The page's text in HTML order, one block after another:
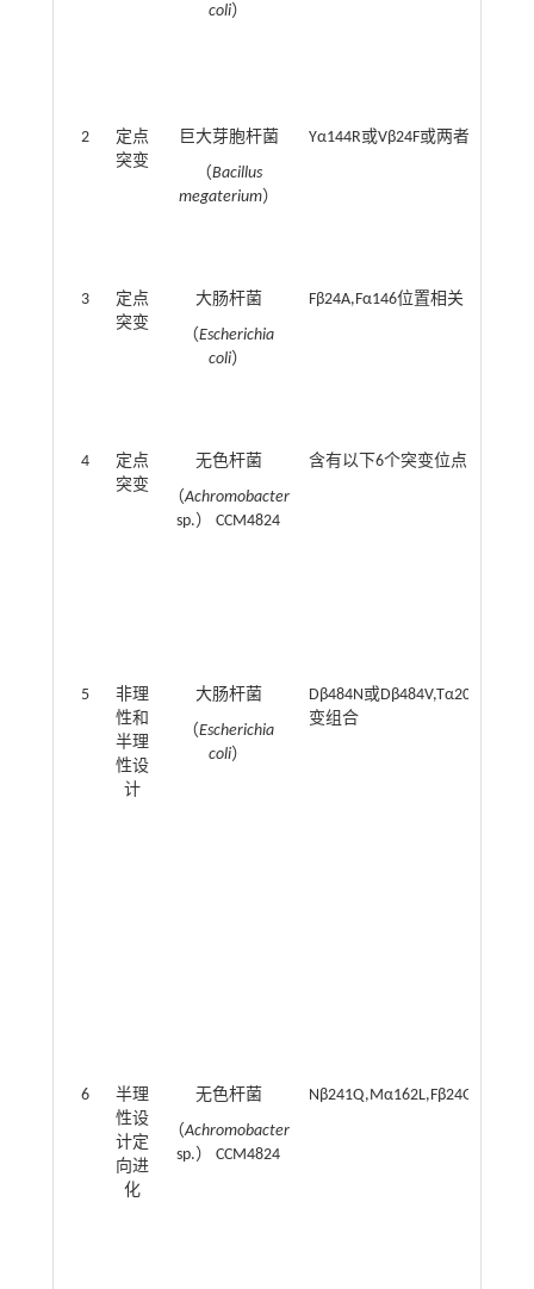
coli）
2
定点
突变
巨大芽胞杆菌
（Bacillus
megaterium）
Yα144R或Vβ24F或两者组合
3
定点
突变
大肠杆菌
（Escherichia
coli）
Fβ24A,Fα146位置相关
4
定点
突变
无色杆菌
（Achromobacter
sp.） CCM4824
含有以下6个突变位点的突变体
5
非理
性和
半理
性设
计
大肠杆菌
（Escherichia
coli）
Dβ484N或
变组合
6
半理
性设
计定
向进
化
无色杆菌
（Achromobacter
sp.） CCM4824